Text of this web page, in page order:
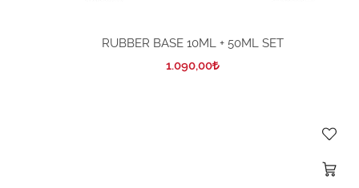
RUBBER BASE 10ML + 50ML SET
1.090,00